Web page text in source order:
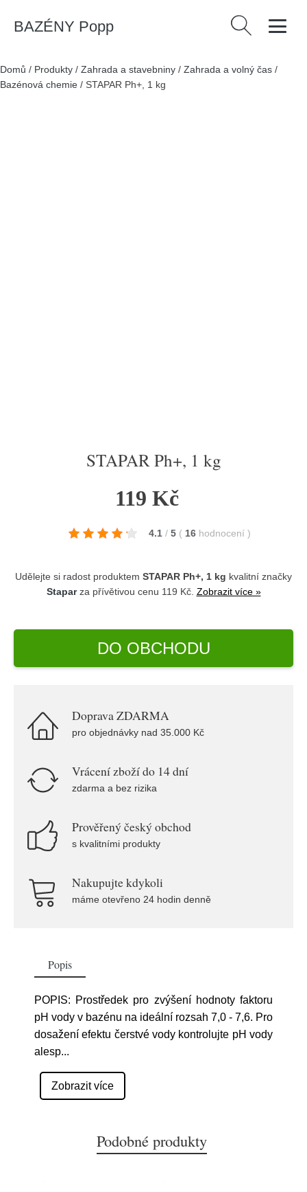
BAZÉNY Popp Vyhledávání
Domů / Produkty / Zahrada a stavebniny / Zahrada a volný čas /
Bazénová chemie / STAPAR Ph+, 1 kg
STAPAR Ph+, 1 kg
119 Kč
4.1 / 5 ( 16 hodnocení )
Udělejte si radost produktem STAPAR Ph+, 1 kg kvalitní značky
Staparza přívětivou cenu 119 Kč. Zobrazit více »
DO OBCHODU
Doprava ZDARMA
pro objednávky nad 35.000 Kč
Vrácení zboží do 14 dní
zdarma a bez rizika
Prověřený český obchod
s kvalitními produkty
Nakupujte kdykoli
máme otevřeno 24 hodin denně
Popis
POPIS: Prostředek pro zvýšení hodnoty faktoru
pH vody v bazénu na ideální rozsah 7,0 - 7,6. Pro
dosažení efektu čerstvé vody kontrolujte pH vody
alesp...
Zobrazit více
Podobné produkty